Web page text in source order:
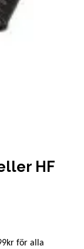
HF
för alla